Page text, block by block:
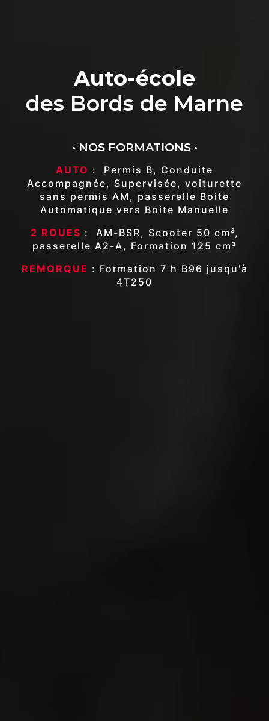
Auto-école
des Bords de Marne
• NOS FORMATIONS •
AUTO : Permis B, Conduite
Accompagnée, Supervisée, voiturette
sans permis AM, passerelle Boite
Automatique vers Boite Manuelle
2 ROUES : AM-BSR, Scooter 50 cm³,
passerelle A2-A, Formation 125 cm³
REMORQUE : Formation 7 h B96 jusqu'à
4T250